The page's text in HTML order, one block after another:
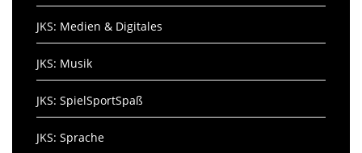
JKS: Medien & Digitales
JKS: Musik
JKS: SpielSportSpaß
JKS: Sprache